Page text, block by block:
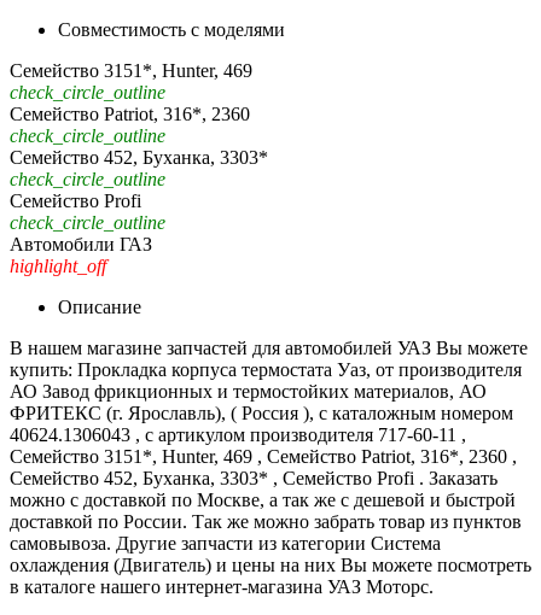
Совместимость с моделями
Семейство 3151*, Hunter, 469
check_circle_outline
Семейство Patriot, 316*, 2360
check_circle_outline
Семейство 452, Буханка, 3303*
check_circle_outline
Семейство Profi
check_circle_outline
Автомобили ГАЗ
highlight_off
Описание
В нашем магазине запчастей для автомобилей УАЗ Вы можете
купить: Прокладка корпуса термостата Уаз, от производителя
АО Завод фрикционных и термостойких материалов, АО
ФРИТЕКС (г. Ярославль), ( Россия ), с каталожным номером
40624.1306043 , с артикулом производителя 717-60-11 ,
Семейство 3151*, Hunter, 469 , Семейство Patriot, 316*, 2360 ,
Семейство 452, Буханка, 3303* , Семейство Profi . Заказать
можно с доставкой по Москве, а так же с дешевой и быстрой
доставкой по России. Так же можно забрать товар из пунктов
самовывоза. Другие запчасти из категории Система
охлаждения (Двигатель) и цены на них Вы можете посмотреть
в каталоге нашего интернет-магазина УАЗ Моторс.